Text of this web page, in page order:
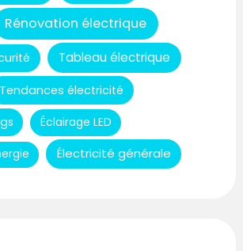
Rénovation électrique
Tableau électrique
Tendances électricité
Éclairage LED
Électricité générale